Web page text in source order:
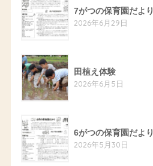
7がつの保育園だより
2026年6月29日
田植え体験
2026年6月5日
6がつの保育園だより
2026年5月30日